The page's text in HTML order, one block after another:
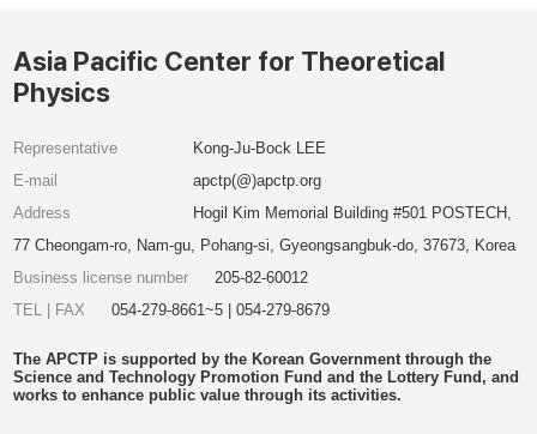
Asia Pacific Center for Theoretical
Physics
Representative
Kong-Ju-Bock LEE
E-mail
apctp(@)apctp.org
Address
Hogil Kim Memorial Building #501 POSTECH,
77 Cheongam-ro, Nam-gu, Pohang-si, Gyeongsangbuk-do, 37673, Korea
Business license number
205-82-60012
TEL | FAX
054-279-8661~5 | 054-279-8679
The APCTP is supported by the Korean Government through the
Science and Technology Promotion Fund and the Lottery Fund, and
works to enhance public value through its activities.